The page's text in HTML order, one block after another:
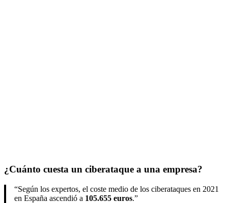
¿Cuánto cuesta un ciberataque a una empresa?
“Según los expertos, el coste medio de los ciberataques en 2021
en España ascendió a 105.655 euros.”